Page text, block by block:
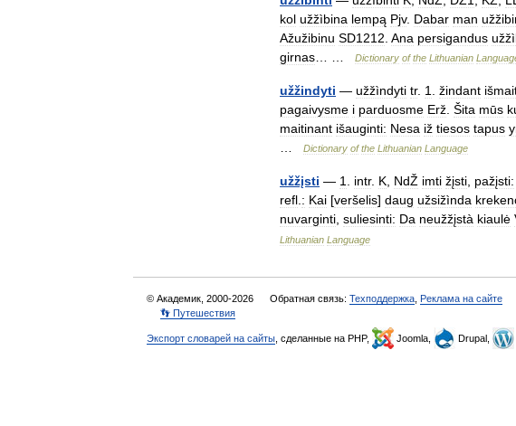
kol užžìbina lempą Pjv. Dabar man
Ažužibinu SD1212 Ana persigandus
girnas
Dictionary of the Lithuanian
užžindyti — užžìndyti tr. 1 žindant
pagaivysme i parduosme Erž Šita mūs
maitinant išauginti: Nesa iž tiesos tapus
Dictionary of the Lithuanian Language
užžįsti — 1 intr. K NdŽ imti žįsti pažįsti:
refl : Kai [veršelis] daug užsižìnda
nuvarginti suliesinti: Da neužžįstà kiaulė
Lithuanian Language
© Академик, 2000-2026 Обратная связь: Техподдержка Реклама на сайте
👣 Путешествия
Экспорт словарей на сайты , сделанные на PHP, Joomla, Drupal,